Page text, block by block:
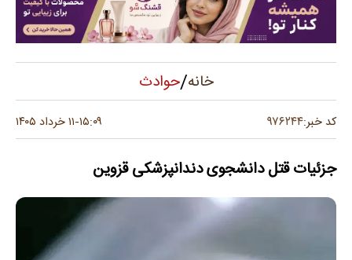
خانه/حوادث
کد خبر:۹۷۶۲۴۴ ۱۵:۰۹-۱۱ خرداد ۱۴۰۵
جزئیات قتل دانشجوی دندانپزشکی قزوین